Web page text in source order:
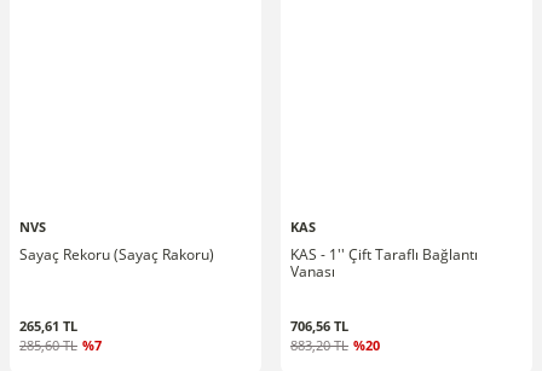
NVS
Sayaç Rekoru (Sayaç Rakoru)
265,61 TL
285,60 TL %7
KAS
KAS - 1'' Çift Taraflı Bağlantı
Vanası
706,56 TL
883,20 TL %20